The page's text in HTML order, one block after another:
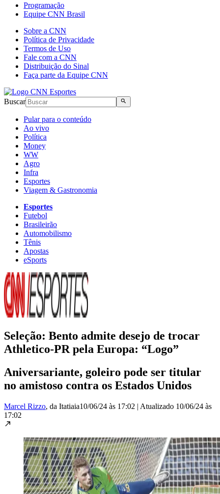
Programação
Equipe CNN Brasil
Sobre a CNN
Política de Privacidade
Termos de Uso
Fale com a CNN
Distribuição do Sinal
Faça parte da Equipe CNN
Buscar
Pular para o conteúdo
Ao vivo
Política
Money
WW
Agro
Infra
Esportes
Viagem & Gastronomia
Esportes
Futebol
Brasileirão
Automobilismo
Tênis
Apostas
eSports
Seleção: Bento admite desejo de trocar
Athletico-PR pela Europa: “Logo”
Aniversariante, goleiro pode ser titular
no amistoso contra os Estados Unidos
Marcel Rizzo, da Itatiaia10/06/24 às 17:02 | Atualizado 10/06/24 às
17:02